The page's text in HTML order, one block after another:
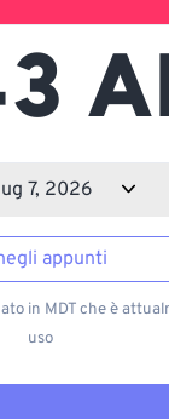
appunti
in MDT che è
uso